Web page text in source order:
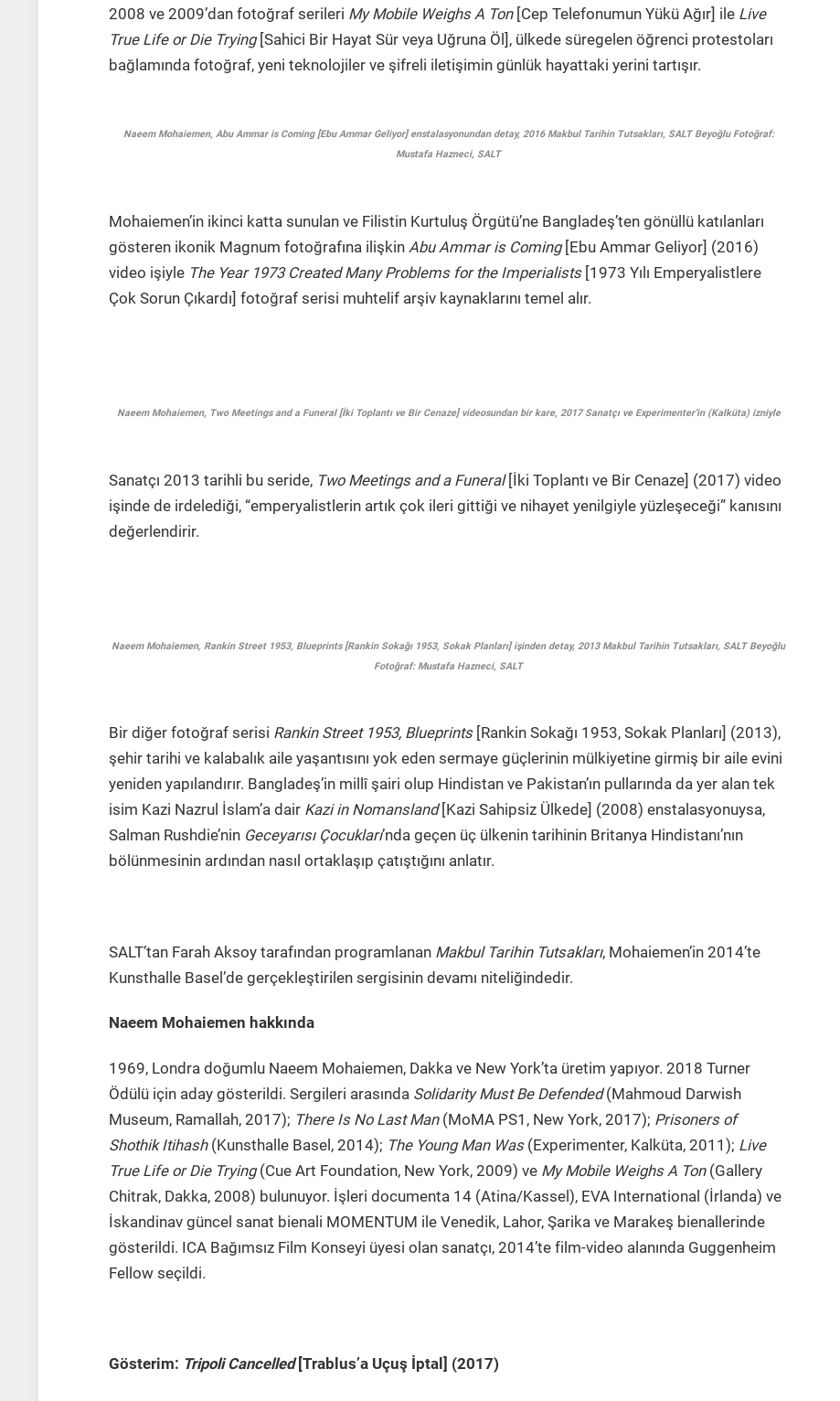
2008 ve 2009’dan fotoğraf serileri My Mobile Weighs A Ton[Cep Telefonumun Yükü Ağır] ile Live
True Life or Die Trying[Sahici Bir Hayat Sür veya Uğruna Öl], ülkede süregelen öğrenci protestoları
bağlamında fotoğraf, yeni teknolojiler ve şifreli iletişimin günlük hayattaki yerini tartışır.
Naeem Mohaiemen, Abu Ammar is Coming [Ebu Ammar Geliyor] enstalasyonundan detay, 2016 Makbul Tarihin Tutsakları, SALT Beyoğlu Fotoğraf:
Mustafa Hazneci, SALT
Mohaiemen’in ikinci katta sunulan ve Filistin Kurtuluş Örgütü’ne Bangladeş’ten gönüllü katılanları
gösteren ikonik Magnum fotoğrafına ilişkin Abu Ammar is Coming[Ebu Ammar Geliyor] (2016)
video işiyle The Year 1973 Created Many Problems for the Imperialists [1973 Yılı Emperyalistlere
Çok Sorun Çıkardı] fotoğraf serisi muhtelif arşiv kaynaklarını temel alır.
Naeem Mohaiemen, Two Meetings and a Funeral [İki Toplantı ve Bir Cenaze] videosundan bir kare, 2017 Sanatçı ve Experimenter’in (Kalküta) izniyle
Sanatçı 2013 tarihli bu seride, Two Meetings and a Funeral [İki Toplantı ve Bir Cenaze] (2017) video
işinde de irdelediği, “emperyalistlerin artık çok ileri gittiği ve nihayet yenilgiyle yüzleşeceği” kanısını
değerlendirir.
Naeem Mohaiemen, Rankin Street 1953, Blueprints [Rankin Sokağı 1953, Sokak Planları] işinden detay, 2013 Makbul Tarihin Tutsakları, SALT Beyoğlu
Fotoğraf: Mustafa Hazneci, SALT
Bir diğer fotoğraf serisi Rankin Street 1953, Blueprints[Rankin Sokağı 1953, Sokak Planları] (2013),
şehir tarihi ve kalabalık aile yaşantısını yok eden sermaye güçlerinin mülkiyetine girmiş bir aile evini
yeniden yapılandırır. Bangladeş’in millî şairi olup Hindistan ve Pakistan’ın pullarında da yer alan tek
isim Kazi Nazrul İslam’a dair Kazi in Nomansland[Kazi Sahipsiz Ülkede] (2008) enstalasyonuysa,
Salman Rushdie’nin Geceyarısı Çocukları’nda geçen üç ülkenin tarihinin Britanya Hindistanı’nın
bölünmesinin ardından nasıl ortaklaşıp çatıştığını anlatır.
SALT’tan Farah Aksoy tarafından programlanan Makbul Tarihin Tutsakları, Mohaiemen’in 2014’te
Kunsthalle Basel’de gerçekleştirilen sergisinin devamı niteliğindedir.
Naeem Mohaiemen hakkında
1969, Londra doğumlu Naeem Mohaiemen, Dakka ve New York’ta üretim yapıyor. 2018 Turner
Ödülü için aday gösterildi. Sergileri arasında Solidarity Must Be Defended(Mahmoud Darwish
Museum, Ramallah, 2017); There Is No Last Man(MoMA PS1, New York, 2017); Prisoners of
Shothik Itihash(Kunsthalle Basel, 2014); The Young Man Was (Experimenter, Kalküta, 2011); Live
True Life or Die Trying(Cue Art Foundation, New York, 2009) ve My Mobile Weighs A Ton(Gallery
Chitrak, Dakka, 2008) bulunuyor. İşleri documenta 14 (Atina/Kassel), EVA International (İrlanda) ve
İskandinav güncel sanat bienali MOMENTUM ile Venedik, Lahor, Şarika ve Marakeş bienallerinde
gösterildi. ICA Bağımsız Film Konseyi üyesi olan sanatçı, 2014’te film-video alanında Guggenheim
Fellow seçildi.
Gösterim: Tripoli Cancelled[Trablus’a Uçuş İptal] (2017)